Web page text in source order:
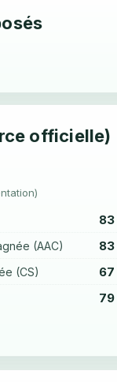
officielle)
83
(AAC) 83
(CS) 67
79